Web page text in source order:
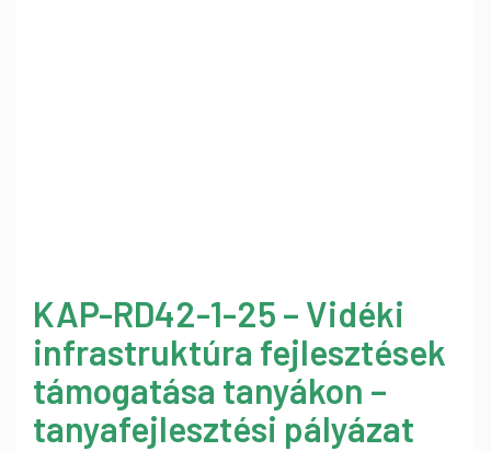
KAP-RD42-1-25 – Vidéki
infrastruktúra fejlesztések
támogatása tanyákon –
tanyafejlesztési pályázat